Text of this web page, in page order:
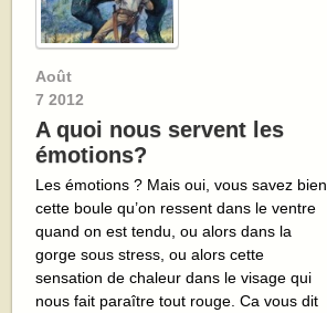
Août
7 2012
A quoi nous servent les
émotions?
Les émotions ? Mais oui, vous savez bien
cette boule qu’on ressent dans le ventre
quand on est tendu, ou alors dans la
gorge sous stress, ou alors cette
sensation de chaleur dans le visage qui
nous fait paraître tout rouge. Ca vous dit